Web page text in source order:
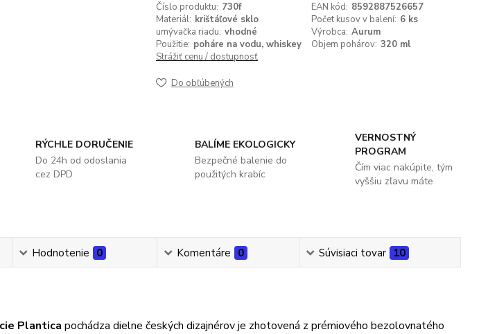
Číslo produktu: 730f EAN kód: 8592887526657
Materiál: krištáľové sklo Počet kusov v balení: 6 ks
umývačka riadu: vhodné Výrobca: Aurum
Použitie: poháre na vodu, whiskey Objem pohárov: 320 ml
Strážiť cenu / dostupnosť
Do obľúbených
RÝCHLE DORUČENIE
Do 24h od odoslania
cez DPD
BALÍME EKOLOGICKY
Bezpečné balenie do
použitých krabíc
VERNOSTNÝ
PROGRAM
Čím viac nakúpite, tým
vyššiu zľavu máte
Hodnotenie 0 Komentáre 0 Súvisiaci tovar 10
Plantica pochádza dielne českých dizajnérov je zhotovená z prémiového bezolovnatého